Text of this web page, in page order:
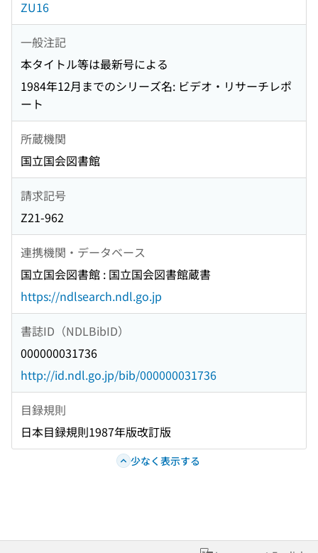
ZU16
一般注記
本タイトル等は最新号による
1984年12月までのシリーズ名: ビデオ・リサーチレポ
ート
所蔵機関
国立国会図書館
請求記号
Z21-962
連携機関・データベース
国立国会図書館 : 国立国会図書館蔵書
https://ndlsearch.ndl.go.jp
書誌ID（NDLBibID）
000000031736
http://id.ndl.go.jp/bib/000000031736
目録規則
日本目録規則1987年版改訂版
少なく表示する